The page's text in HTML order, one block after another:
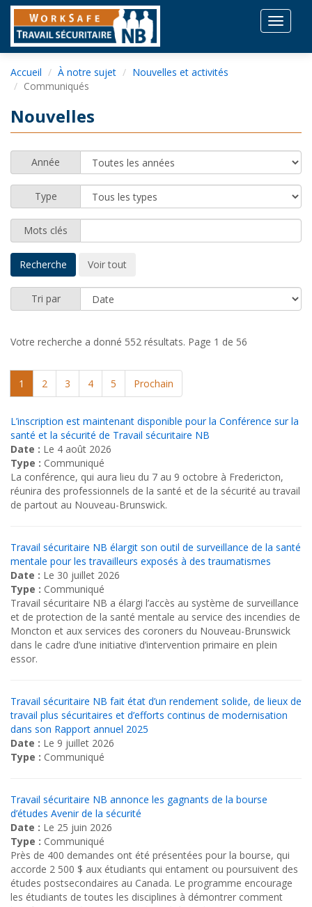
Toggle
Accueil À notre sujet
Nouvelles et activités
Communiqués
Nouvelles
Année
Type
Mots clés
Tri par
Votre recherche a donné 552 résultats. Page 1 de 56
1 2 3 4 5 Prochain
L’inscription est maintenant disponible pour la Conférence sur la
santé et la sécurité de Travail sécuritaire NB
Date : Le 4 août 2026
Type : Communiqué
La conférence, qui aura lieu du 7 au 9 octobre à Fredericton,
réunira des professionnels de la santé et de la sécurité au travail
de partout au Nouveau-Brunswick.
Travail sécuritaire NB élargit son outil de surveillance de la santé
mentale pour les travailleurs exposés à des traumatismes
Date : Le 30 juillet 2026
Type : Communiqué
Travail sécuritaire NB a élargi l’accès au système de surveillance
et de protection de la santé mentale au service des incendies de
Moncton et aux services des coroners du Nouveau-Brunswick
dans le cadre d’une initiative d’intervention primaire en plein
essor.
Travail sécuritaire NB fait état d’un rendement solide, de lieux de
travail plus sécuritaires et d’efforts continus de modernisation
dans son Rapport annuel 2025
Date : Le 9 juillet 2026
Type : Communiqué
Travail sécuritaire NB annonce les gagnants de la bourse
d’études Avenir de la sécurité
Date : Le 25 juin 2026
Type : Communiqué
Près de 400 demandes ont été présentées pour la bourse, qui
accorde 2 500 $ aux étudiants qui entament ou poursuivent des
études postsecondaires au Canada. Le programme encourage
les étudiants de toutes les disciplines à démontrer comment